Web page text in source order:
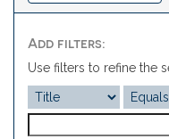
Add filters:
Use filters to refine the